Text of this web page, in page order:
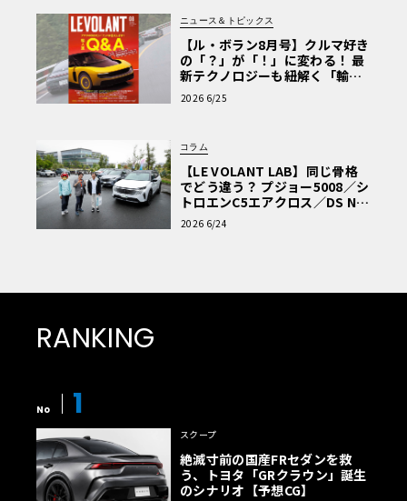
ニュース＆トピックス
【ル・ボラン8月号】クルマ好き
の「？」が「！」に変わる！ 最
新テクノロジーも紐解く「輸入
車Q&A」
2026 6/25
コラム
【LE VOLANT LAB】同じ骨格
でどう違う？ プジョー5008／シ
トロエンC5エアクロス／DS Nº4
読者一気乗りレポート
2026 6/24
RANKING
No 1
スクープ
絶滅寸前の国産FRセダンを救
う、トヨタ「GRクラウン」誕生
のシナリオ【予想CG】